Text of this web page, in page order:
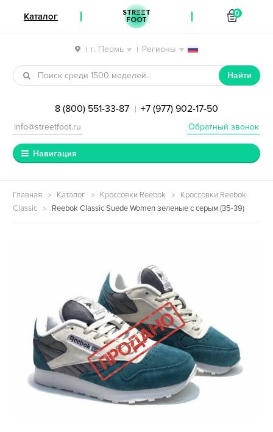
| г. Пермь | Регионы
Перейти к навигации
Перейти к содержимому
Найти
8 (800) 551-33-87 | +7 (977) 902-17-50
Обратный звонок
info@streetfoot.ru
Навигация
Главная Каталог Кроссовки Reebok
Кроссовки Reebok
Classic
Reebok Classic Suede Women зеленые с серым (35-39)
Каталог STREET
FOOT
0